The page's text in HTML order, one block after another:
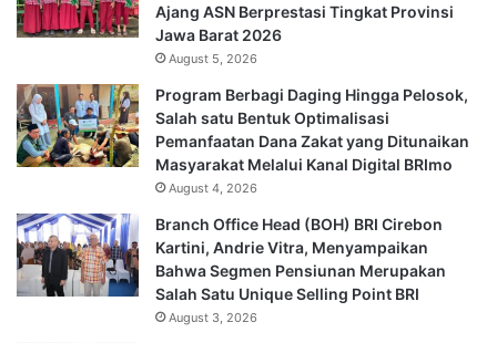
Ajang ASN Berprestasi Tingkat Provinsi
Jawa Barat 2026
August 5, 2026
Program Berbagi Daging Hingga Pelosok,
Salah satu Bentuk Optimalisasi
Pemanfaatan Dana Zakat yang Ditunaikan
Masyarakat Melalui Kanal Digital BRImo
August 4, 2026
Branch Office Head (BOH) BRI Cirebon
Kartini, Andrie Vitra, Menyampaikan
Bahwa Segmen Pensiunan Merupakan
Salah Satu Unique Selling Point BRI
August 3, 2026